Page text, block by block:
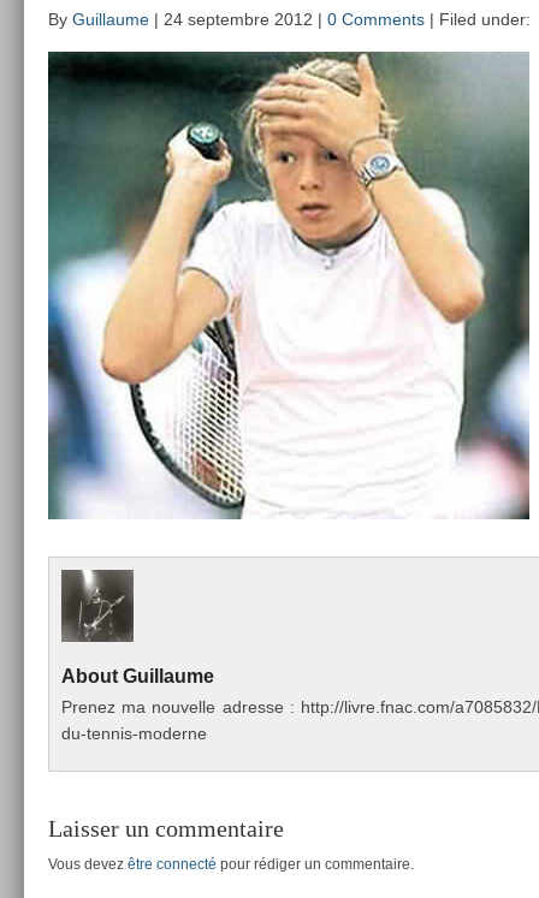
By Guillaume | 24 septembre 2012 | 0 Comments | Filed under:
About Guil­laume
Pre­nez ma nouvel­le ad­resse : http://livre.fnac.com/
du-tennis-moderne
Laisser un commentaire
Vous devez être connecté pour rédiger un commentaire.